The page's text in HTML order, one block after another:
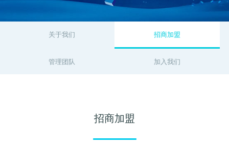
APP开发
物联网开发
关键词优化
SEO优化公司
管理团队
关于我们 招商加盟
管理团队 加入我们
招商加盟